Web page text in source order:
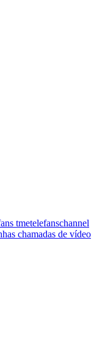
tmetelefanschannel
chamadas de vídeo